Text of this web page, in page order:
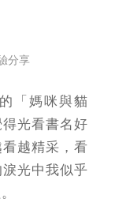
分享
「媽咪與貓
光看書名好
越精采，看
光中我似乎